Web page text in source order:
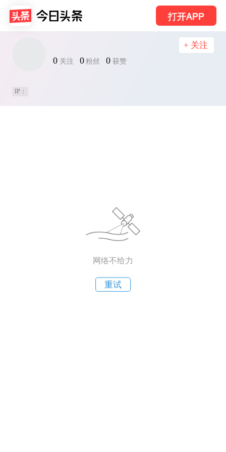
打开APP
0 关注 0 粉丝 0 获赞
+ 关注
IP：
网络不给力
重试